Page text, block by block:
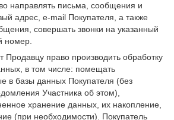
направлять письма, сообщения и
адрес, e-mail Покупателя, а также
совершать звонки на указанный
номер.
Продавцу право производить обработку
в том числе: помещать
в базы данных Покупателя (без
Участника об этом),
хранение данных, их накопление,
(при необходимости). Покупатель